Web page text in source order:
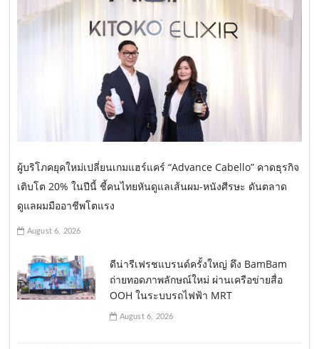
ผู้บริโภคยุคใหม่เปลี่ยนเกมแฮร์แคร์ “Advance Cabello” คาดธุรกิจ
เติบโต 20% ในปีนี้ ชี้คนไทยหันดูแลเส้นผม-หนังศีรษะ ดันตลาด
ดูแลผมมืออาชีพโตแรง
August 6, 2026
ดีน่ารีเฟรชแบรนด์ครั้งใหญ่ ดึง BamBam
ถ่ายทอดภาพลักษณ์ใหม่ ผ่านเครือข่ายสื่อ
OOH ในระบบรถไฟฟ้า MRT
August 6, 2026